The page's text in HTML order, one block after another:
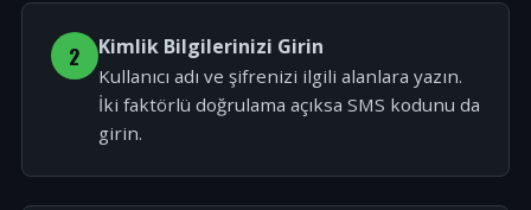
2 Kimlik Bilgilerinizi Girin
Kullanıcı adı ve şifrenizi ilgili alanlara yazın.
İki faktörlü doğrulama açıksa SMS kodunu da
girin.